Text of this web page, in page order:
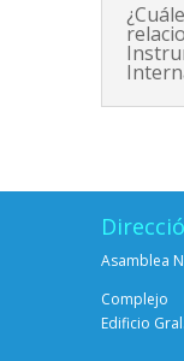
Asamblea
Complejo
Edificio